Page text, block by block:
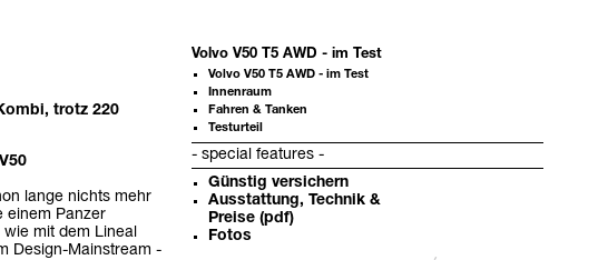
trotz 220
lange nichts mehr
einem Panzer
mit dem Lineal
Design-Mainstream -
Volvo V50 T5 AWD - im Test
Volvo V50 T5 AWD - im Test
Innenraum
Fahren & Tanken
Testurteil
- special features -
Günstig versichern
Ausstattung, Technik &
Preise (pdf)
Fotos